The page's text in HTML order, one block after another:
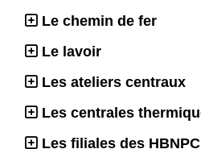
Le chemin de fer
Le lavoir
Les ateliers centraux
Les centrales
Les filiales des HBNPC